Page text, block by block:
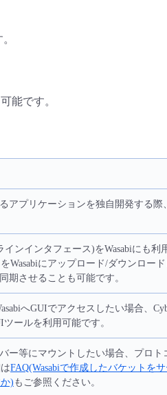
能です。
アプリケーションを独自開発する際
インインタフェース)をWasabiにも利
Wasabiにアップロード/ダウンロー
期させることも可能です。
へGUIでアクセスしたい場合、
ツールを利用可能です。
ー等にマウントしたい場合、プロト
FAQ(Wasabiで作成したバケットを
) もご参照ください。